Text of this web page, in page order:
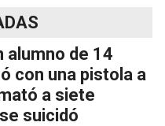
alumno de 14
con una pistola a
a siete
suicidó